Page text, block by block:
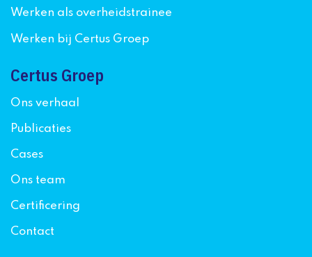
Werken als overheidstrainee
Werken bij Certus Groep
Certus Groep
Ons verhaal
Publicaties
Cases
Ons team
Certificering
Contact